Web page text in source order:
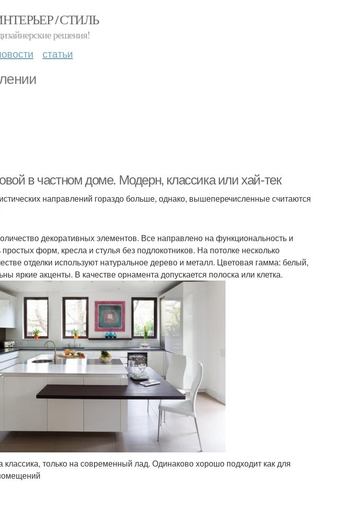
/ СТИЛЬ
решения!
статьи
в частном доме. Модерн, классика или хай-тек
направлений гораздо больше, однако, вышеперечисленные считаются
декоративных элементов. Все направлено на функциональность и
форм, кресла и стулья без подлокотников. На потолке несколько
отделки используют натуральное дерево и металл. Цветовая гамма: белый,
яркие акценты. В качестве орнамента допускается полоска или клетка.
классика, только на современный лад. Одинаково хорошо подходит как для